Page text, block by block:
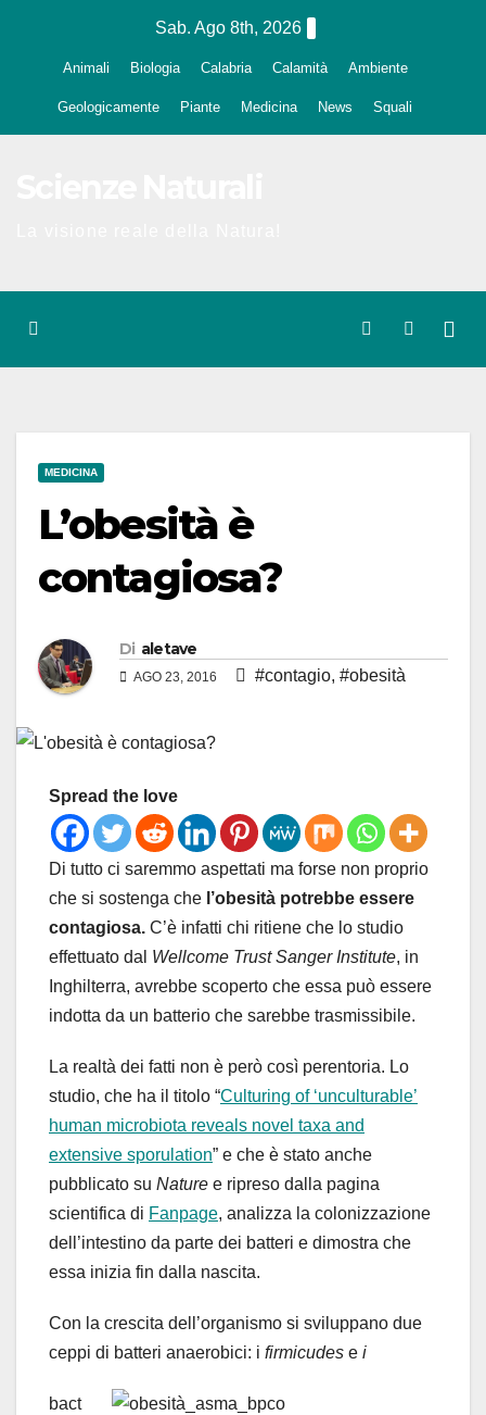
Sab. Ago 8th, 2026
Animali Biologia Calabria Calamità Ambiente
Geologicamente Piante Medicina News Squali
MEDICINA
L’obesità è
contagiosa?
Di aletave
AGO 23, 2016 #contagio, #obesità
Spread the love
Di tutto ci saremmo aspettati ma forse non proprio
che si sostenga che l’obesità potrebbe essere
contagiosa. C’è infatti chi ritiene che lo studio
effettuato dal Wellcome Trust Sanger Institute, in
Inghilterra, avrebbe scoperto che essa può essere
indotta da un batterio che sarebbe trasmissibile.
La realtà dei fatti non è però così perentoria. Lo
studio, che ha il titolo “Culturing of ‘unculturable’
human microbiota reveals novel taxa and
extensive sporulation” e che è stato anche
pubblicato su Nature e ripreso dalla pagina
scientifica di Fanpage, analizza la colonizzazione
dell’intestino da parte dei batteri e dimostra che
essa inizia fin dalla nascita.
Con la crescita dell’organismo si sviluppano due
ceppi di batteri anaerobici: i firmicudes e i
bact